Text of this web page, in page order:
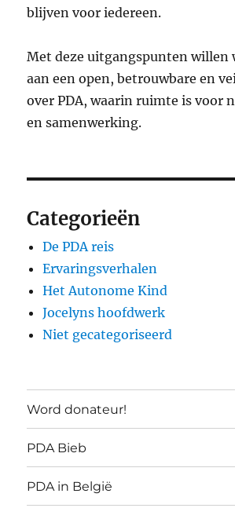
blijven voor iedereen.
Met deze uitgangspunten willen
aan een open, betrouwbare en
over PDA, waarin ruimte is voor
en samenwerking.
Categorieën
De PDA reis
Ervaringsverhalen
Het Autonome Kind
Jocelyns hoofdwerk
Niet gecategoriseerd
Word donateur!
PDA Bieb
PDA in België